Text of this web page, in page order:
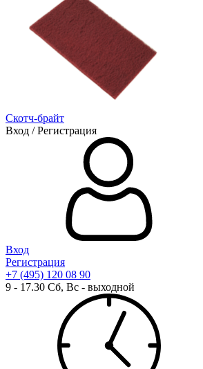
Скотч-брайт
Вход / Регистрация
Вход
Регистрация
+7 (495) 120 08 90
9 - 17.30 Сб, Вс - выходной